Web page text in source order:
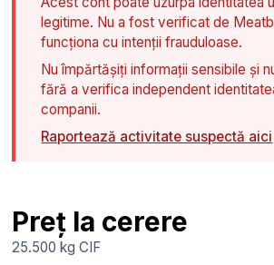
legitime. Nu a fost verificat de
funcționa cu intenții frauduloase.
Nu împărtășiți informații sensibile și
fără a verifica independent
companii.
Raportează activitate suspectă aici
Preț la cerere
25.500 kgCIF